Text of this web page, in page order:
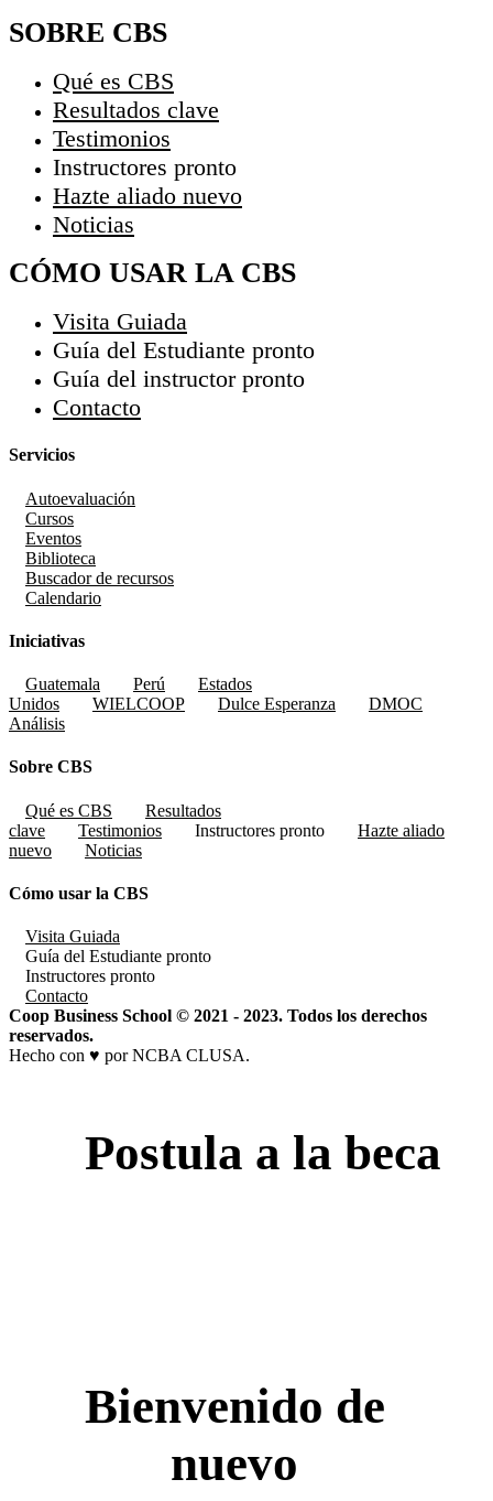
SOBRE CBS
Qué es CBS
Resultados clave
Testimonios
Instructores pronto
Hazte aliado nuevo
Noticias
CÓMO USAR LA CBS
Visita Guiada
Guía del Estudiante pronto
Guía del instructor pronto
Contacto
Servicios
Autoevaluación
Cursos
Eventos
Biblioteca
Buscador de recursos
Calendario
Iniciativas
Guatemala Perú
Estados
Unidos
WIELCOOP Dulce Esperanza
DMOC
Análisis
Sobre CBS
Qué es CBS
Resultados
clave
Testimonios Instructores pronto
Hazte aliado
nuevo
Noticias
Cómo usar la CBS
Visita Guiada
Guía del Estudiante pronto
Instructores pronto
Contacto
Coop Business School © 2021 - 2023. Todos los derechos
reservados.
Hecho con ♥ por NCBA CLUSA.
Postula a la beca
Bienvenido de
nuevo